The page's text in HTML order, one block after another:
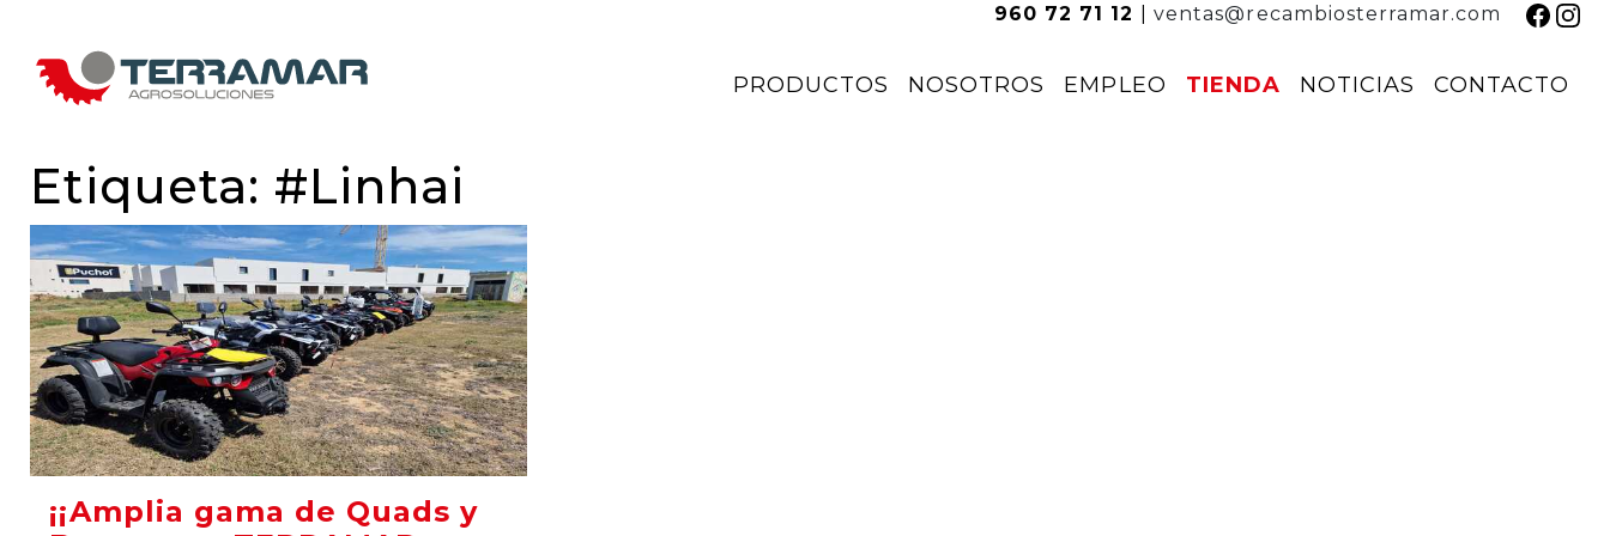
960 72 71 12 |ventas@recambiosterramar.com
Saltar al contenido
NAVEGACIÓN PRINCIPAL PRODUCTOS NOSOTROS EMPLEO TIENDA NOTICIAS CONTACTO
Etiqueta: #Linhai
¡¡Amplia gama de Quads y